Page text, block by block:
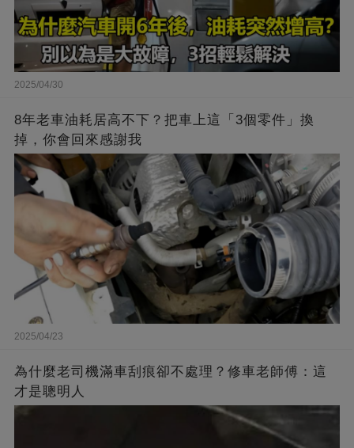
2025/04/30
8年老車油耗居高不下？把車上這「3個零件」換
掉，你會回來感謝我
2025/04/23
為什麼老司機滿車刮痕卻不處理？修車老師傅：這
才是聰明人